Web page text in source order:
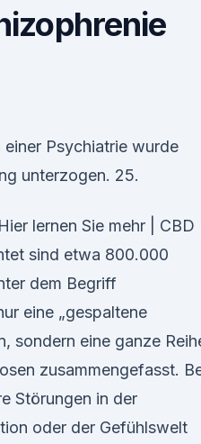
Psychiatrie wurde
unterzogen. 25.
lernen Sie mehr | CBD
sind etwa 800.000
dem Begriff
eine „gespaltene
sondern eine ganze
zusammengefasst.
Störungen in der
oder der Gefühlswelt